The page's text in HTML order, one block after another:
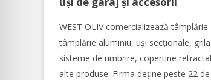
WEST OLIV comercializează tâmplărie
tâmplărie aluminiu, uși secționale,
sisteme de umbrire, copertine
alte produse. Firma deţine peste 22